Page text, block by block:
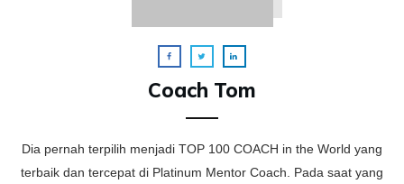
Coach Tom
Dia pernah terpilih menjadi TOP 100 COACH in the World yang
terbaik dan tercepat di Platinum Mentor Coach. Pada saat yang